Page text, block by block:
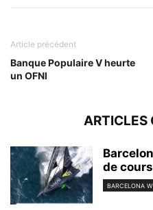
Article précédent
Banque Populaire V heurte
un OFNI
ARTICLES
de
BARCELONA